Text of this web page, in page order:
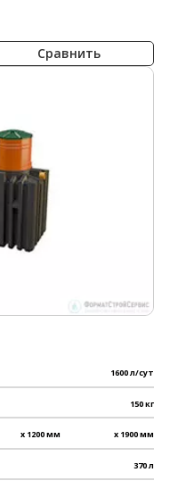
Сравнить
1600 л/сут
150 кг
x 1200 мм x 1900 мм
370 л